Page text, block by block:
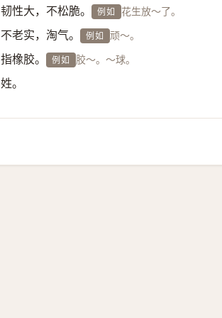
韧性大，不松脆。 例如 花生放～了。
不老实，淘气。 例如 顽～。
指橡胶。 例如 胶～。～球。
姓。